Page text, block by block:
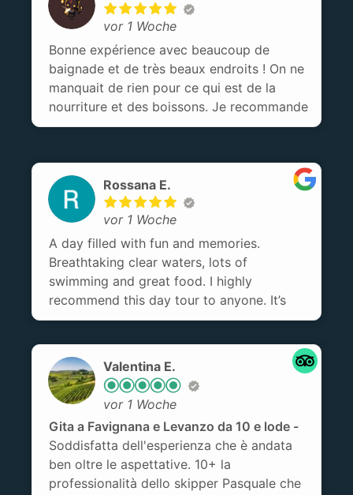
vor 1 Woche
Bonne expérience avec beaucoup de
baignade et de très beaux endroits ! On ne
manquait de rien pour ce qui est de la
nourriture et des boissons. Je recommande
fortement merci au skipper Francesco !
Rossana E.
vor 1 Woche
A day filled with fun and memories.
Breathtaking clear waters, lots of
swimming and great food. I highly
recommend this day tour to anyone. It’s
much more relaxing than trying to find
definitely do it again!
Valentina E.
vor 1 Woche
Gita a Favignana e Levanzo da 10 e lode
Soddisfatta dell'esperienza che è andata
ben oltre le aspettative. 10+ la
professionalità dello skipper Pasquale che